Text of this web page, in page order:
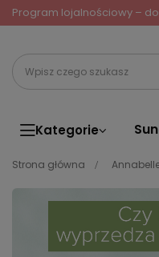
Program lojalnościowy –
Kategorie
Strona główna